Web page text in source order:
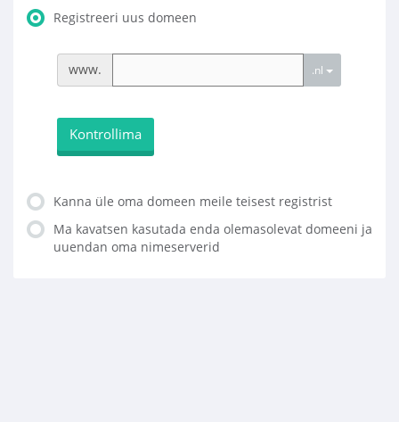
Registreeri uus domeen
www. .nl
Kontrollima
Kanna üle oma domeen meile teisest registrist
Ma kavatsen kasutada enda olemasolevat domeeni ja
uuendan oma nimeserverid